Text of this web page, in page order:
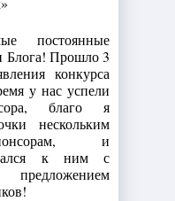
постоянные
Блога! Прошло 3
конкурса
у нас успели
благо я
нескольким
и
к ним с